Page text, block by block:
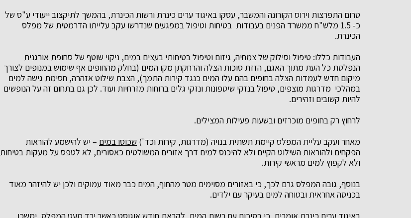
טרום התפרצות וירוס הקורונה והמשבר, עסקו באיגוד ערים כינרת ורשות הכינרת, בהמשך לתיקצוב ייעודי ע"ס של
כ- 1.5 מלש"ח ממשרד הפנים בעבודות בטיחות וטיפול במפגעים שנדרשו עקב עלייתו הדרמטית של מפלס
הכינרת.
העבודות כללו: טיפול וסילוק של צמחיה, גיזום וטיפול בטיחותי בעצים במים, ניקוי שוטף של סחופת אורגנית
הנפלטת כל העת מתוך האגם, הזזת סוכות הצלה והרחקתן מקו המים (בחלק מהחופים אף שימוש במנופים לצורך
מיקום חדש לעמדות הצלה בחופים בהם עלו המים כנגד קירות התמך), הצבת שילוט אזהרה, חסימת גישה למים
במהלכי מדרגות מוצפים, טיפול בנזקי שיטפונות ונזקי גלים ברוחות מזרחיות ועוד. לכן גם בתחום זה על הנופשים
להיות קשובים וזהירים.
לרחוץ רק בחופים מוכרזים ובשעות פעילות המצילים.
מאחר ועקב עליית המפלס קיימת תשתית בנויה (מדרגות, קירות וכד') שכוסו במים – יש להישמע להוראות
הפקחים ולהוראות השילוט הקיים ולא להיכנס למים דרך אזורים המשולטים כאסורים, לא לטפס על מעקות בטיחות
ולא לקפוץ למים מראשי קירות.
בנוסף, גובה המפלס גרם לכך, כי באזורים מסוימים מטר מהחוף, המים כבר מאוד עמוקים ולכן יש להיזהר מאוד
בכניסה אחראית ובטוחה למים בעיקר עם ילדים.